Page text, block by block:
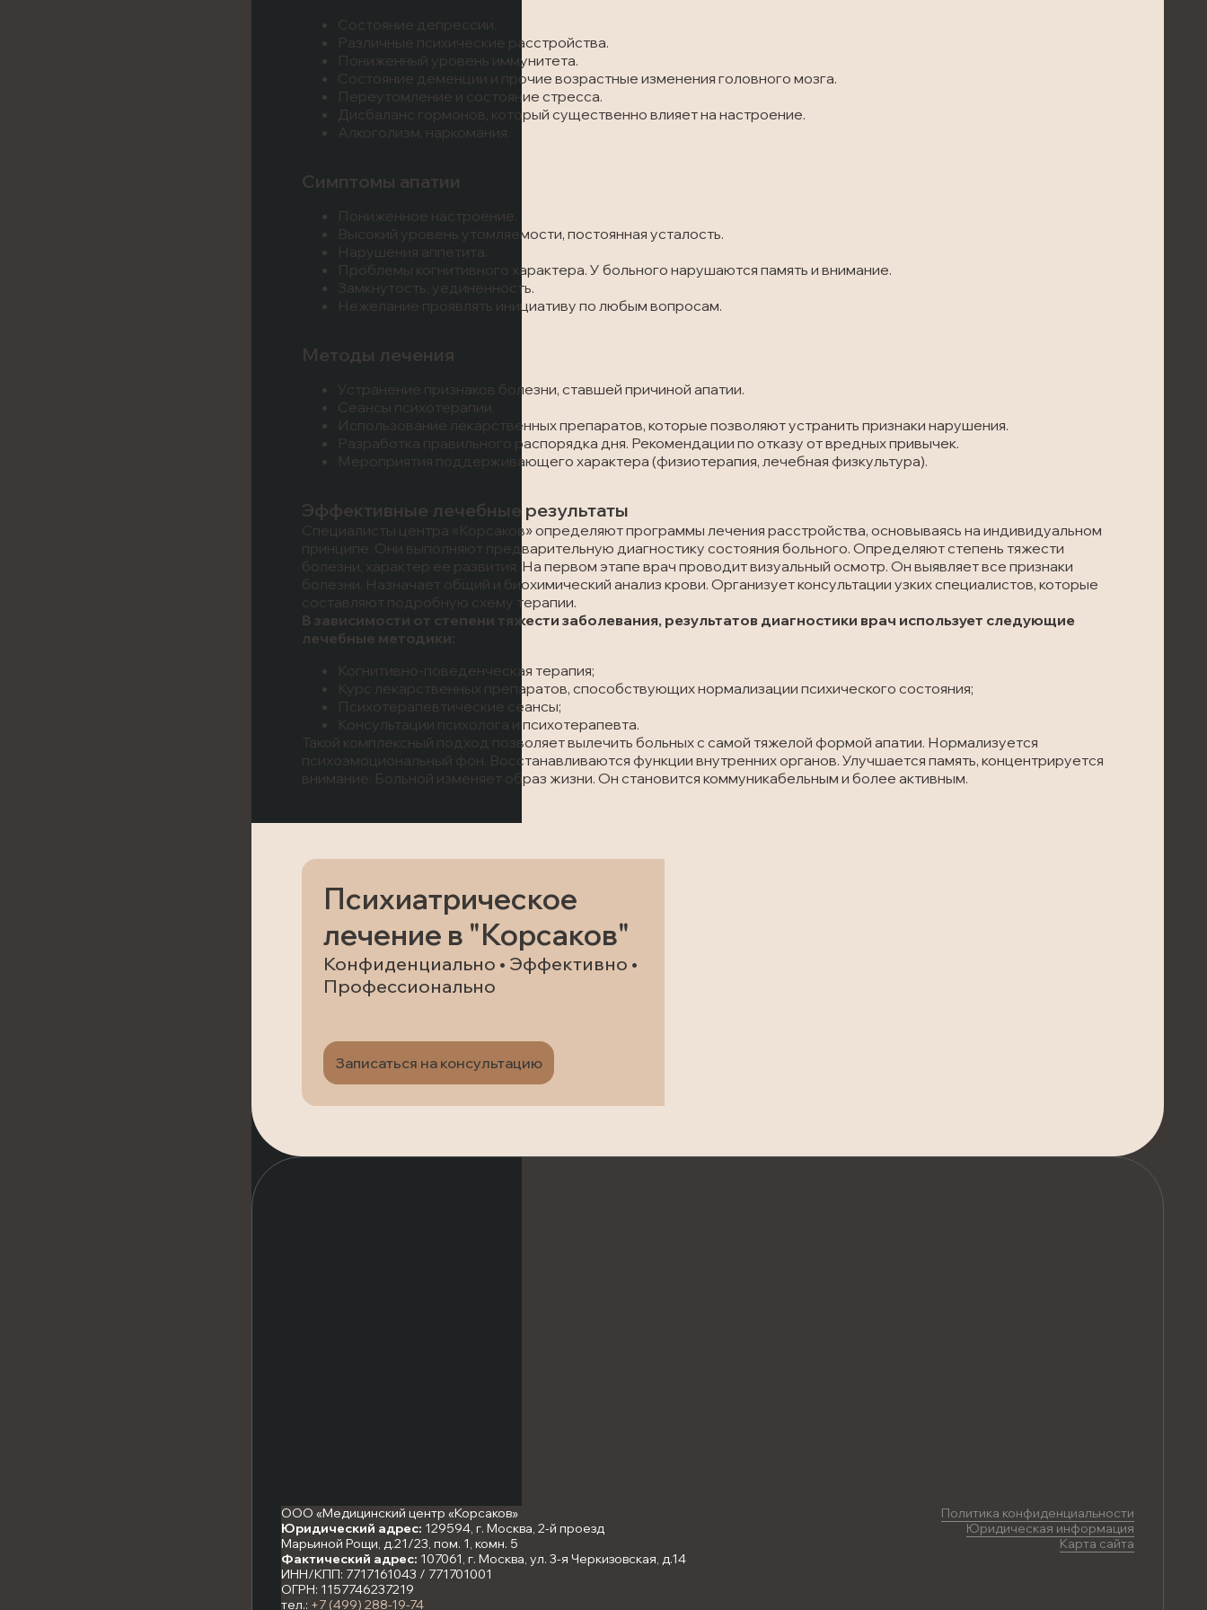
Состояние депрессии.
Различные психические расстройства.
Пониженный уровень иммунитета.
Состояние деменции и прочие возрастные изменения головного мозга.
Переутомление и состояние стресса.
Дисбаланс гормонов, который существенно влияет на настроение.
Алкоголизм, наркомания.
Симптомы апатии
Пониженное настроение.
Высокий уровень утомляемости, постоянная усталость.
Нарушения аппетита.
Проблемы когнитивного характера. У больного нарушаются память и внимание.
Замкнутость, уединенность.
Нежелание проявлять инициативу по любым вопросам.
Методы лечения
Устранение признаков болезни, ставшей причиной апатии.
Сеансы психотерапии.
Использование лекарственных препаратов, которые позволяют устранить признаки нарушения.
Разработка правильного распорядка дня. Рекомендации по отказу от вредных привычек.
Мероприятия поддерживающего характера (физиотерапия, лечебная физкультура).
Эффективные лечебные результаты
Специалисты центра «Корсаков» определяют программы лечения расстройства, основываясь на индивидуальном
принципе. Они выполняют предварительную диагностику состояния больного. Определяют степень тяжести
болезни, характер ее развития. На первом этапе врач проводит визуальный осмотр. Он выявляет все признаки
болезни. Назначает общий и биохимический анализ крови. Организует консультации узких специалистов, которые
составляют подробную схему терапии.
В зависимости от степени тяжести заболевания, результатов диагностики врач использует следующие
лечебные методики:
Когнитивно-поведенческая терапия;
Курс лекарственных препаратов, способствующих нормализации психического состояния;
Психотерапевтические сеансы;
Консультации психолога и психотерапевта.
Такой комплексный подход позволяет вылечить больных с самой тяжелой формой апатии. Нормализуется
психоэмоциональный фон. Восстанавливаются функции внутренних органов. Улучшается память, концентрируется
внимание. Больной изменяет образ жизни. Он становится коммуникабельным и более активным.
Психиатрическое
лечение в "Корсаков"
Конфиденциально • Эффективно •
Профессионально
Записаться на консультацию
ООО «Медицинский центр «Корсаков»
Юридический адрес: 129594, г. Москва, 2-й проезд
Марьиной Рощи, д.21/23, пом. 1, комн. 5
Фактический адрес: 107061, г. Москва, ул. 3-я Черкизовская, д.14
ИНН/КПП: 7717161043 / 771701001
ОГРН: 1157746237219
тел.: +7 (499) 288-19-74
Политика конфиденциальности
Юридическая информация
Карта сайта